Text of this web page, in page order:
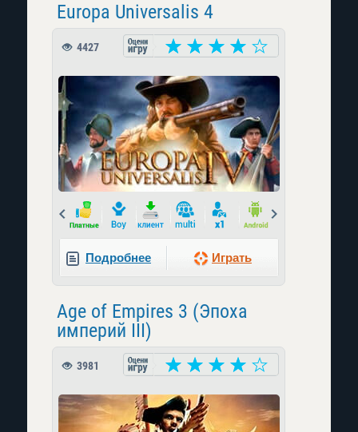
Europa Universalis 4
4427
Prev
Подробнее Играть
Age of Empires 3 (Эпоха
империй III)
3981